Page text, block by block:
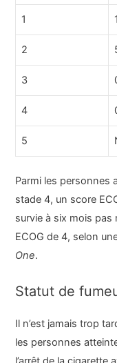
1
2
3
4
5
Parmi les personnes
stade 4, un score
survie à six mois pas
ECOG de 4, selon
One.
Statut de
Il n’est jamais trop
les personnes